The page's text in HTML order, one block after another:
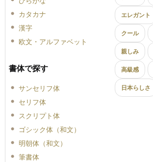
カタカナ
漢字
欧文・アルファベット
書体で探す
サンセリフ体
セリフ体
スクリプト体
ゴシック体（和文）
明朝体（和文）
筆書体
エレガント
クール
親しみ
高級感
日本らしさ